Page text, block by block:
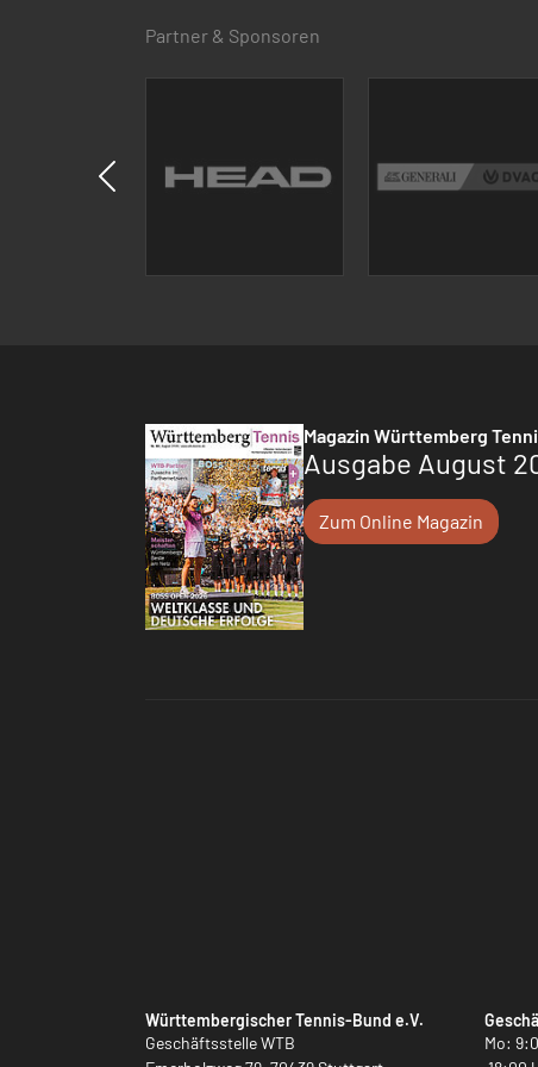
Partner & Sponsoren
Magazin Württemberg
Ausgabe August
Zum Online Magazin
Württembergischer Tennis-Bund e.V.
Geschäftsstelle WTB
Mo: